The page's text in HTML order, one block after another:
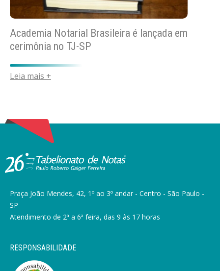
Academia Notarial Brasileira é lançada em
cerimônia no TJ-SP
Leia mais +
Praça João Mendes, 42, 1º ao 3º andar - Centro - São Paulo -
SP
Atendimento de 2ª a 6ª feira, das 9 às 17 horas
RESPONSABILIDADE